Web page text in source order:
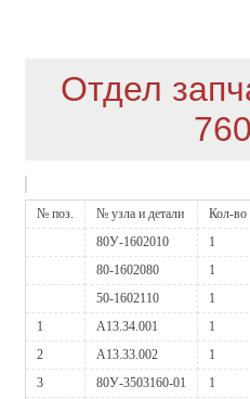
Отдел
№ поз. № узла и детали
Кол-во
80У-1602010
1
80-1602080
1
50-1602110
1
1
А13.34.001
1
2
А13.33.002
1
3
80У-3503160-01
1